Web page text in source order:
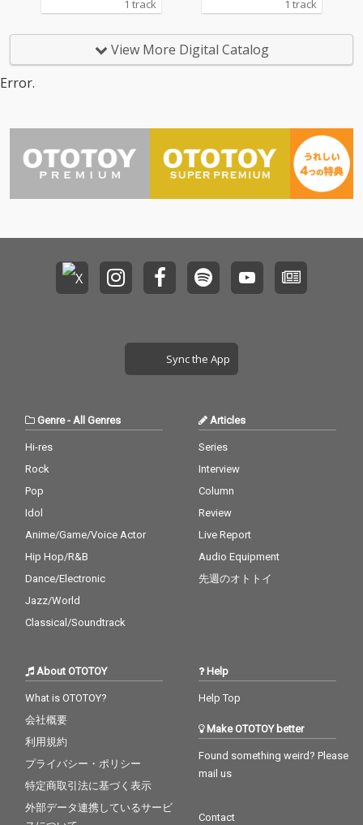
スティックサウンドで
この曲は、森真帆なら
ではの色彩ある独自の
1 track
スティックサウンドで
この曲は、森真帆なら
ではの色彩ある独自の
1 track
View More Digital Catalog
Error.
Sync the App
Genre- All Genres
Hi-res
Rock
Pop
Idol
Anime/Game/Voice Actor
Hip Hop/R&B
Dance/Electronic
Jazz/World
Classical/Soundtrack
Articles
Series
Interview
Column
Review
Live Report
Audio Equipment
先週のオトトイ
About OTOTOY
What is OTOTOY?
会社概要
利用規約
プライバシー・ポリシー
特定商取引法に基づく表示
外部データ連携しているサービ
Help
Help Top
Make OTOTOY better
Found something weird? Please
mail us
Contact